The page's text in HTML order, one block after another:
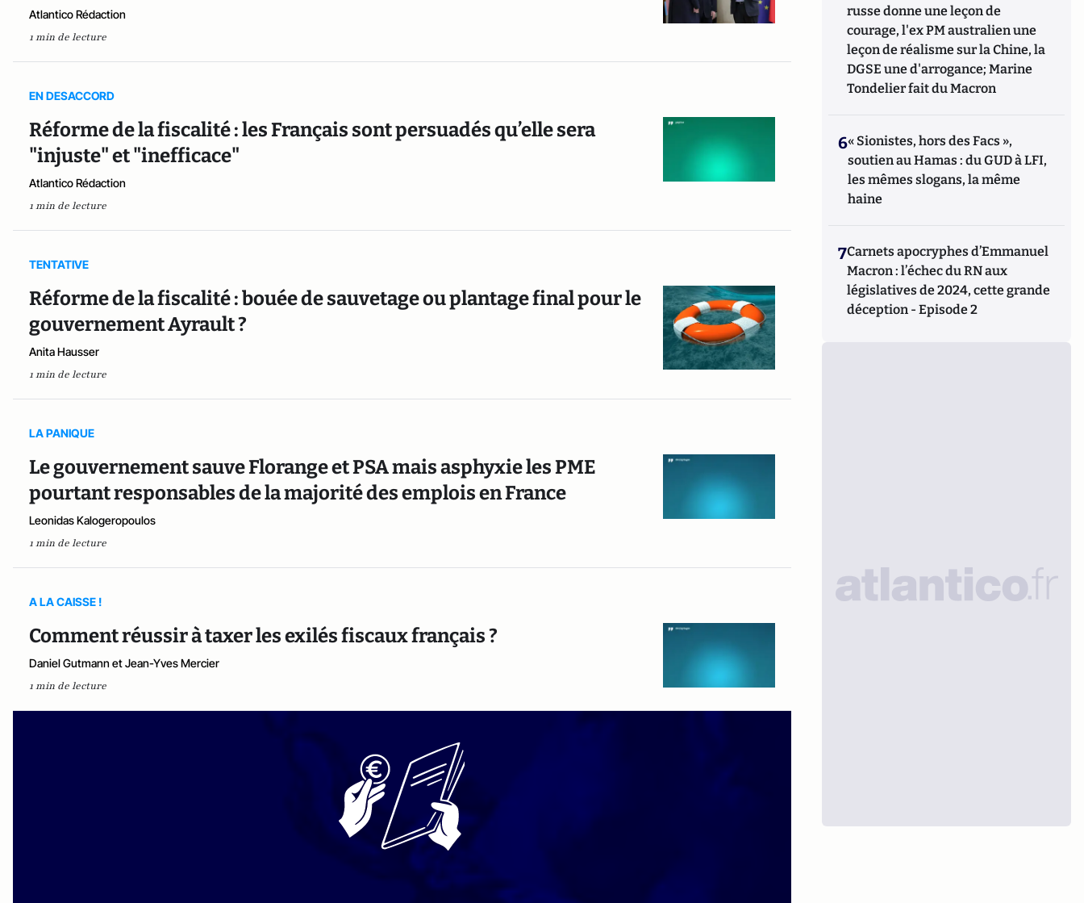
Atlantico Rédaction
1 min de lecture
EN DESACCORD
Réforme de la fiscalité : les Français sont persuadés qu’elle sera
"injuste" et "inefficace"
Atlantico Rédaction
1 min de lecture
TENTATIVE
Réforme de la fiscalité : bouée de sauvetage ou plantage final pour le
gouvernement Ayrault ?
Anita Hausser
1 min de lecture
LA PANIQUE
Le gouvernement sauve Florange et PSA mais asphyxie les PME
pourtant responsables de la majorité des emplois en France
Leonidas Kalogeropoulos
1 min de lecture
A LA CAISSE !
Comment réussir à taxer les exilés fiscaux français ?
Daniel Gutmann et Jean-Yves Mercier
1 min de lecture
russe donne une leçon de
courage, l'ex PM australien une
leçon de réalisme sur la Chine, la
DGSE une d'arrogance; Marine
Tondelier fait du Macron
6« Sionistes, hors des Facs »,
soutien au Hamas : du GUD à LFI,
les mêmes slogans, la même
haine
7Carnets apocryphes d’Emmanuel
Macron : l’échec du RN aux
législatives de 2024, cette grande
déception - Episode 2